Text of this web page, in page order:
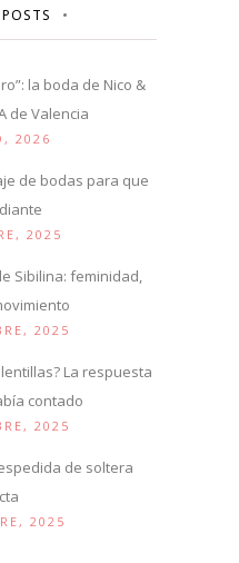
la boda de Nico &
de Valencia
2026
de bodas para que
2025
Sibilina: feminidad,
2025
La respuesta
contado
2025
de soltera
2025